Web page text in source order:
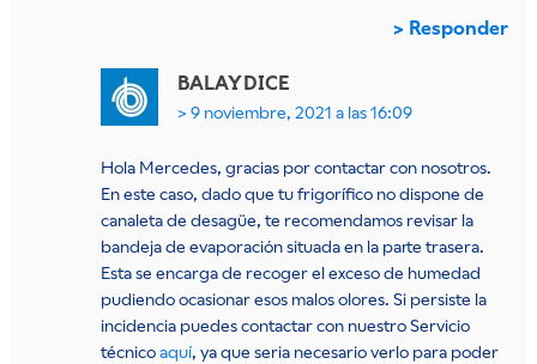
Responder
BALAY DICE
9 noviembre, 2021 a las 16:09
Hola Mercedes, gracias por contactar con nosotros.
En este caso, dado que tu frigorífico no dispone de
canaleta de desagüe, te recomendamos revisar la
bandeja de evaporación situada en la parte trasera.
Esta se encarga de recoger el exceso de humedad
pudiendo ocasionar esos malos olores. Si persiste la
incidencia puedes contactar con nuestro Servicio
técnicoaquí, ya que seria necesario verlo para poder